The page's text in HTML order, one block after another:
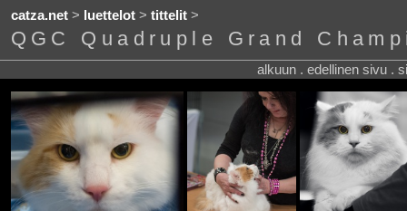
catza.net> luettelot> tittelit>
QGC Quadruple Grand
alkuun . edellinen sivu .